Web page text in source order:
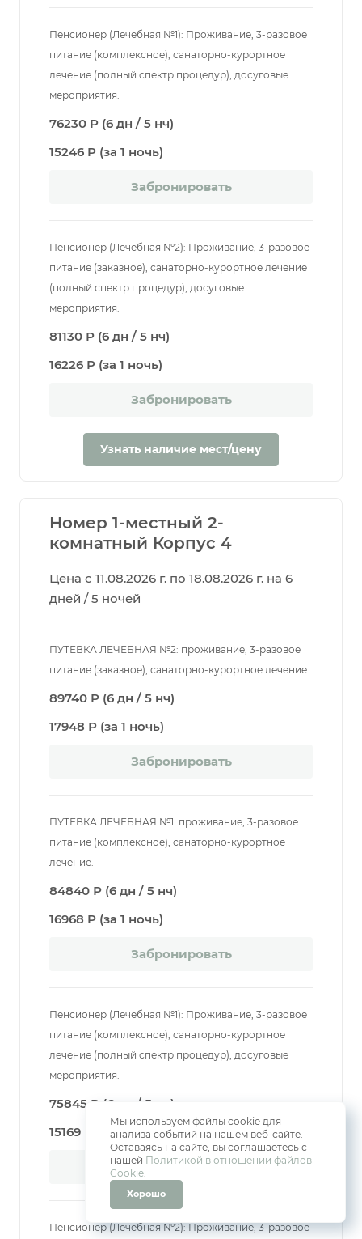
Пенсионер (Лечебная №1): Проживание, 3-разовое
питание (комплексное), санаторно-курортное
лечение (полный спектр процедур), досуговые
мероприятия.
76230 Р (6 дн / 5 нч)
15246 Р (за 1 ночь)
Забронировать
Пенсионер (Лечебная №2): Проживание, 3-разовое
питание (заказное), санаторно-курортное лечение
(полный спектр процедур), досуговые
мероприятия.
81130 Р (6 дн / 5 нч)
16226 Р (за 1 ночь)
Забронировать
Узнать наличие мест/цену
Номер 1-местный 2-
комнатный Корпус 4
Цена с 11.08.2026 г. по 18.08.2026 г. на 6
дней / 5 ночей
ПУТЕВКА ЛЕЧЕБНАЯ №2: проживание, 3-разовое
питание (заказное), санаторно-курортное лечение.
89740 Р (6 дн / 5 нч)
17948 Р (за 1 ночь)
Забронировать
ПУТЕВКА ЛЕЧЕБНАЯ №1: проживание, 3-разовое
питание (комплексное), санаторно-курортное
лечение.
84840 Р (6 дн / 5 нч)
16968 Р (за 1 ночь)
Забронировать
Пенсионер (Лечебная №1): Проживание, 3-разовое
питание (комплексное), санаторно-курортное
лечение (полный спектр процедур), досуговые
мероприятия.
75845 Р (6 дн / 5 нч)
15169 Р (за 1 ночь)
Забронировать
Пенсионер (Лечебная №2): Проживание, 3-разовое
Мы используем файлы cookie для
анализа событий на нашем веб-сайте.
Оставаясь на сайте, вы соглашаетесь с
нашей Политикой в отношении файлов
Cookie.
Хорошо